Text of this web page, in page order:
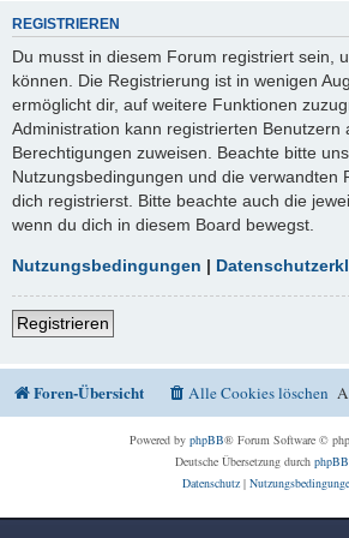
REGISTRIEREN
Du musst in diesem Forum registriert sein,
können. Die Registrierung ist in wenigen
ermöglicht dir, auf weitere Funktionen
Administration kann registrierten Benutzern
Berechtigungen zuweisen. Beachte bitte
Nutzungsbedingungen und die verwandten
dich registrierst. Bitte beachte auch die
wenn du dich in diesem Board bewegst.
Nutzungsbedingungen |
Registrieren
Foren-Übersicht Alle Cookies löschen
Powered by phpBB® Forum Software ©
Deutsche Übersetzung durch
Datenschutz|